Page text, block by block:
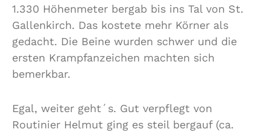
1.330 Höhenmeter bergab bis ins Tal von St.
Gallenkirch. Das kostete mehr Körner als
gedacht. Die Beine wurden schwer und die
ersten Krampfanzeichen machten sich
bemerkbar.
Egal, weiter geht´s. Gut verpflegt von
Routinier Helmut ging es steil bergauf (ca.